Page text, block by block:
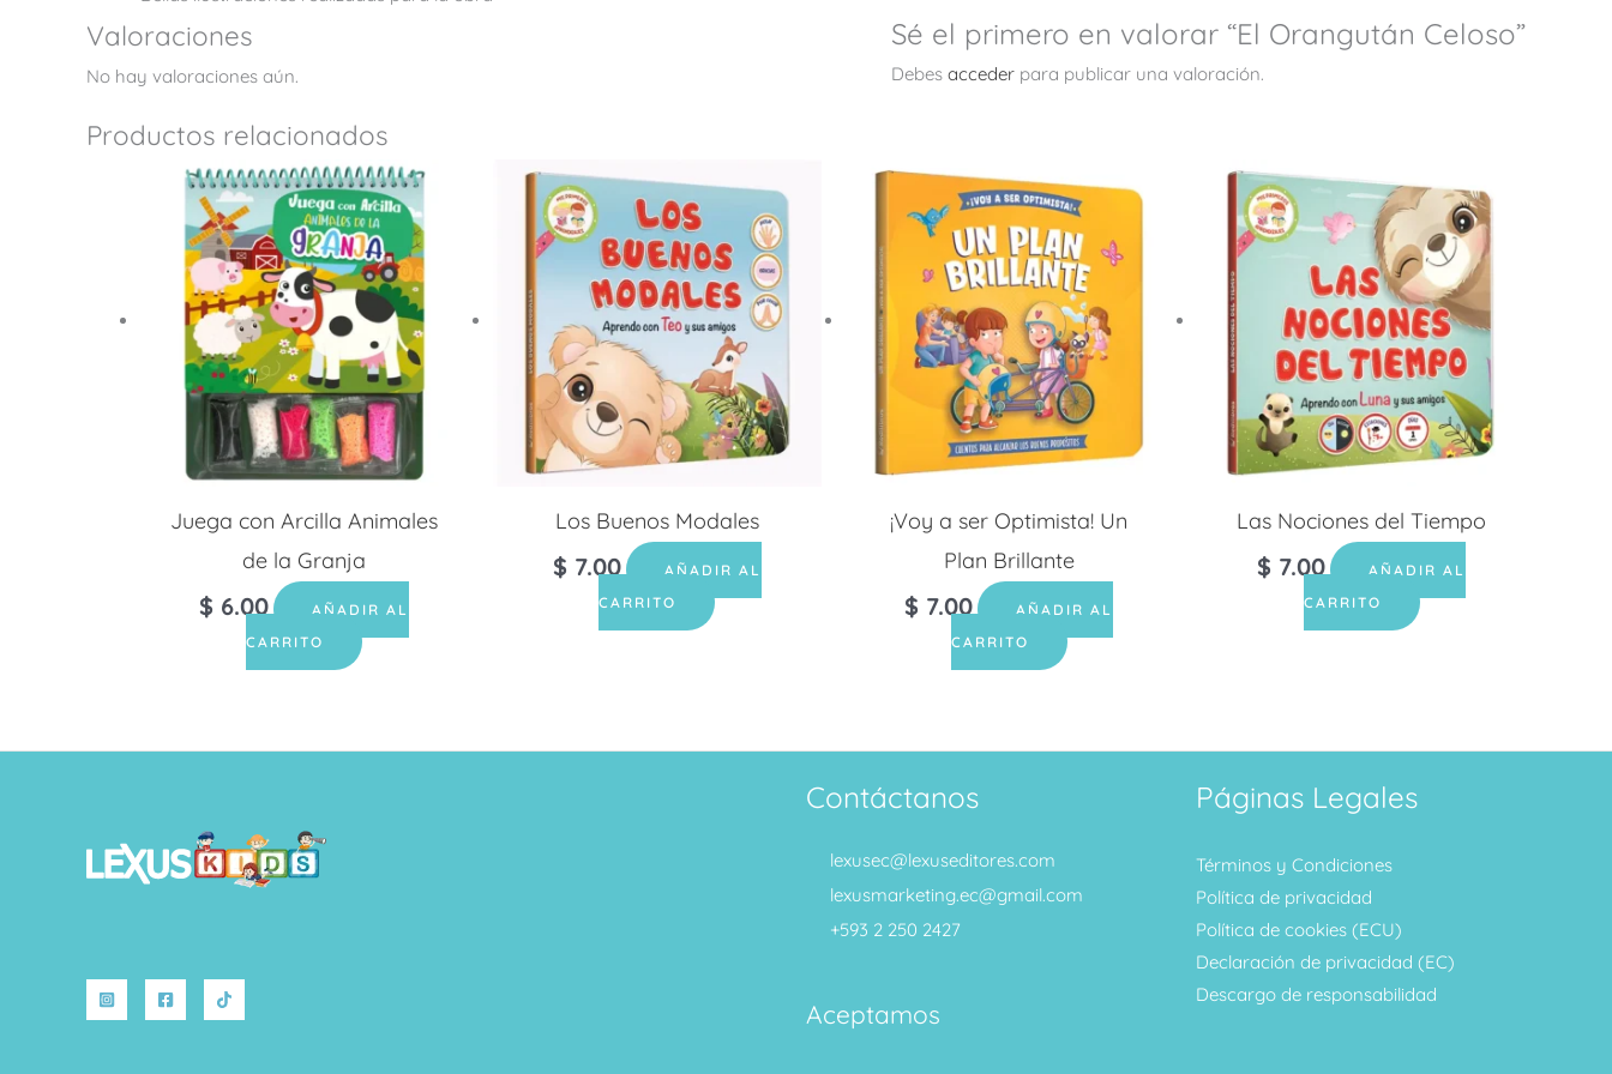
Valoraciones
No hay valoraciones aún.
Sé el primero en valorar “El Orangután Celoso”
Debes acceder para publicar una valoración.
Productos relacionados
Juega con Arcilla Animales
de la Granja
$ 6.00
AÑADIR AL
CARRITO
Los Buenos Modales
$ 7.00
AÑADIR AL
CARRITO
¡Voy a ser Optimista! Un
Plan Brillante
$ 7.00
AÑADIR AL
CARRITO
Las Nociones del Tiempo
$ 7.00
AÑADIR AL
CARRITO
Contáctanos
lexusec@lexuseditores.com
lexusmarketing.ec@gmail.com
+593 2 250 2427
Aceptamos
Páginas Legales
Términos y Condiciones
Política de privacidad
Política de cookies (ECU)
Declaración de privacidad (EC)
Descargo de responsabilidad